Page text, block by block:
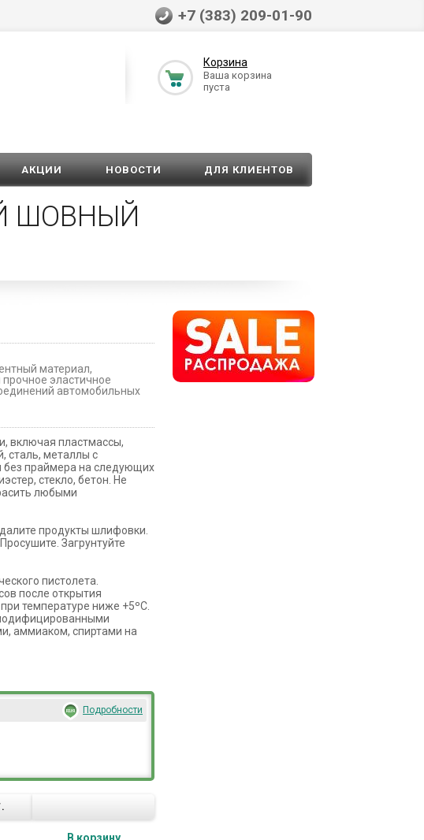
+7 (383) 209-01-90
Корзина
Ваша корзина
пуста
АКЦИИ НОВОСТИ ДЛЯ КЛИЕНТОВ
ШОВНЫЙ
материал,
эластичное
автомобильных
включая пластмассы,
сталь, металлы с
праймера на следующих
стекло, бетон. Не
любыми
продукты шлифовки.
Загрунтуйте
пистолета.
после открытия
температуре ниже +5ºС.
аммиаком, спиртами на
Подробности